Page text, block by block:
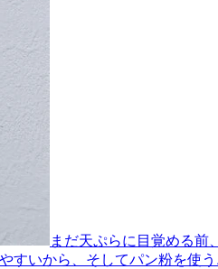
まだ天ぷらに目覚める前
いから、そしてパン粉を使